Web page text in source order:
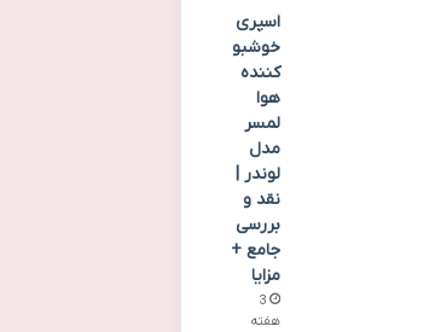
اسپری
خوشبو
کننده
هوا
لمسر
مدل
لوندر |
نقد و
بررسی
جامع +
مزایا
3
هفته